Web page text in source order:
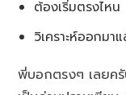
ต้องเริ่มตรงไหน
วิเคราะห์ออกมา
พี่บอกตรงๆ เลยค